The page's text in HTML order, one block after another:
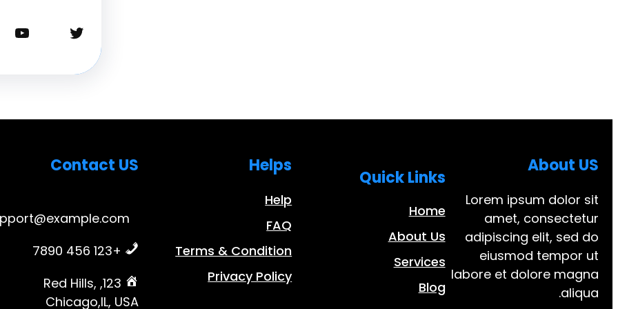
تويتر
يوتيوب
About US
Lorem ipsum dolor sit
amet, consectetur
adipiscing elit, sed do
eiusmod tempor ut
labore et dolore magna
aliqua.
Quick Links
Home
About Us
Services
Blog
Helps
Help
FAQ
Terms & Condition
Privacy Policy
Contact US
+123 456 7890
123, Red Hills,
Chicago,IL, USA